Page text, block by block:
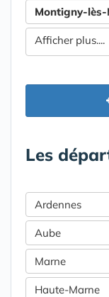
Montigny-lès-
Afficher plus....
Les
Ardennes
Aube
Marne
Haute-Marne